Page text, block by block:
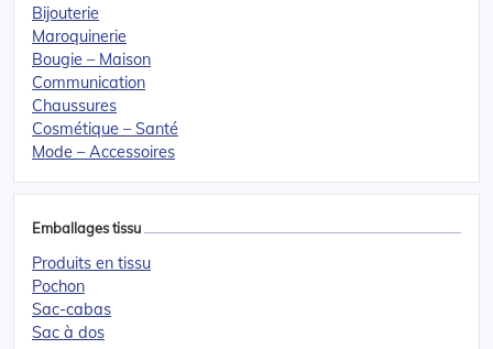
Bijouterie
Maroquinerie
Bougie – Maison
Communication
Chaussures
Cosmétique – Santé
Mode – Accessoires
Emballages tissu
Produits en tissu
Pochon
Sac-cabas
Sac à dos